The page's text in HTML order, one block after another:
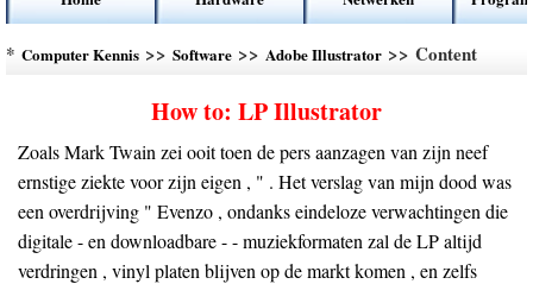
* Computer Kennis >> Software >> Adobe Illustrator >> Content
How to: LP Illustrator
Zoals Mark Twain zei ooit toen de pers aanzagen van zijn neef
ernstige ziekte voor zijn eigen , " . Het verslag van mijn dood was
een overdrijving " Evenzo , ondanks eindeloze verwachtingen die
digitale - en downloadbare - - muziekformaten zal de LP altijd
verdringen , vinyl platen blijven op de markt komen , en zelfs